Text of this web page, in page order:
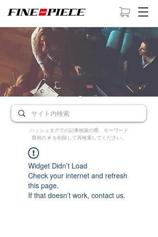
ハッシュタグでの記事検索の際、キーワード
最初の # を削除して再検索してください。
Widget Didn’t Load
Check your internet and refresh
this page.
If that doesn’t work, contact us.